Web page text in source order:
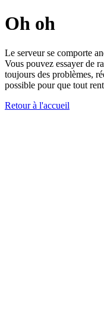
Oh oh
Le serveur se comporte
Vous pouvez essayer de
toujours des problèmes,
possible pour que tout
Retour à l'accueil